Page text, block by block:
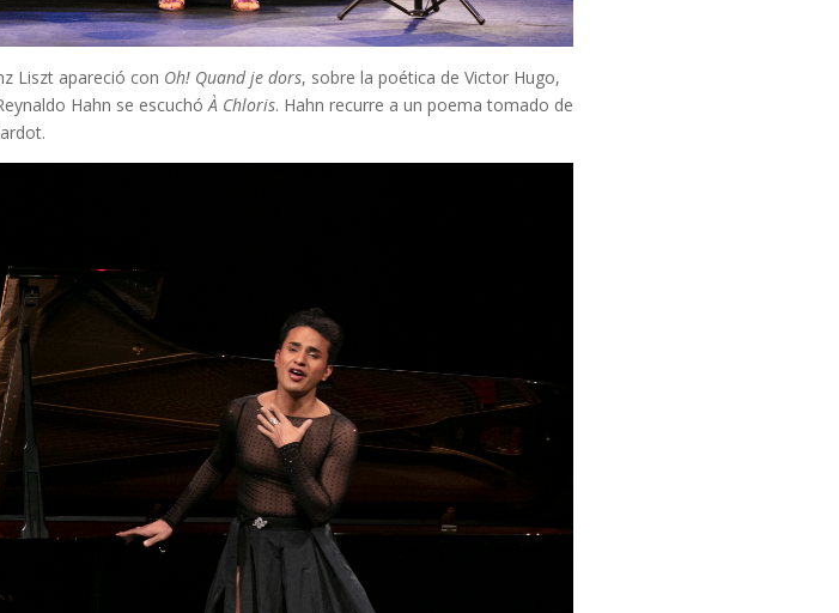
Liszt apareció con Oh! Quand je dors, sobre la poética de Victor Hugo,
Hahn se escuchóÀ Chloris. Hahn recurre a un poema tomado de